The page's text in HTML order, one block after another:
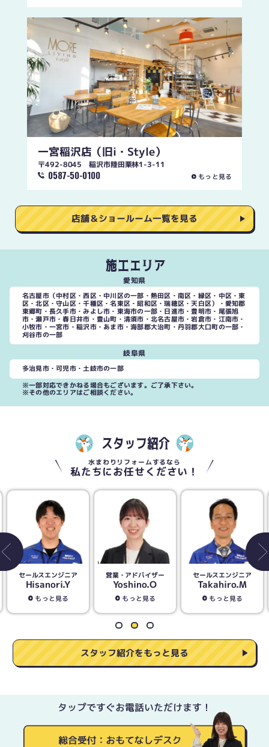
一宮稲沢店 （旧i・Style）
〒492-8045 稲沢市陸田栗林1-3-11
0587-50-0100 もっと見る
店舗＆ショールーム一覧を見る
施工エリア
愛知県
名古屋市（中村区・西区・中川区の一部・熱田区・南区・緑区・中区・東
区・北区・守山区・千種区・名東区・昭和区・瑞穂区・天白区）・愛知郡
東郷町・長久手市・みよし市・東海市の一部・日進市・豊明市・尾張旭
市・瀬戸市・春日井市・豊山町・清須市・北名古屋市・岩倉市・江南市・
小牧市・一宮市・稲沢市・あま市・海部郡大治町・丹羽郡大口町の一部・
刈谷市の一部
岐阜県
多治見市・可児市・土岐市の一部
※一部対応できかねる場合もございます。ご了承下さい。
※その他のエリアはご相談ください。
スタッフ紹介
水まわりリフォームするなら
私たちにお任せください！
営業・アドバイザー
Yoshino.O
もっと見る
セールスエンジニア
Takahiro.M
もっと見る
営業・アドバイザー
Seiichi.I
もっと見る
スタッフ紹介をもっと見る
タップですぐお電話いただけます！